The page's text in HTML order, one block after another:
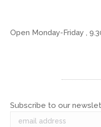
Open Monday-Friday ,
Subscribe to our